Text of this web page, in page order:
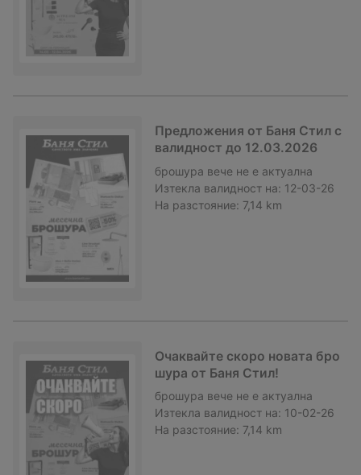
Предложения от Баня Стил с
валидност до 12.03.2026
брошура вече не е актуална
Изтекла валидност на: 12-03-26
На разстояние: 7,14 km
Очаквайте скоро новата бро
шура от Баня Стил!
брошура вече не е актуална
Изтекла валидност на: 10-02-26
На разстояние: 7,14 km